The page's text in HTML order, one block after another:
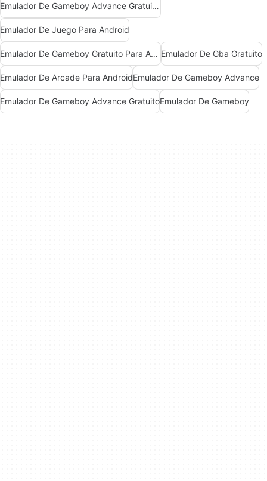
Emulador De Gameboy Advance Gratuito Para Android
Emulador De Juego Para Android
Emulador De Gameboy Gratuito Para Android Emulador De Gba Gratuito
Emulador De Arcade Para AndroidEmulador De Gameboy Advance
Emulador De Gameboy Advance GratuitoEmulador De Gameboy